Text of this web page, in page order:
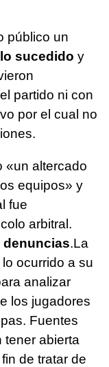
público un
sucedido y
partido ni con
por el cual no
«un altercado
equipos» y
fue
arbitral.
.La
ocurrido a su
analizar
los jugadores
Fuentes
tener abierta
de tratar de